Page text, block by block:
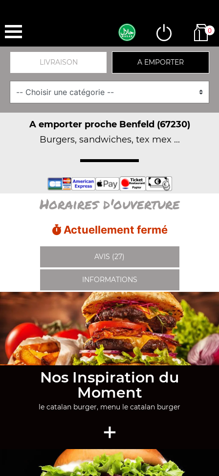
0
LIVRAISON A EMPORTER
A emporter proche Benfeld (67230)
Burgers, sandwiches, tex mex ...
Horaires d'ouverture
Actuellement fermé
AVIS (27)
INFORMATIONS
Nos Inspiration du
Moment
le catalan burger, menu le catalan burger
+